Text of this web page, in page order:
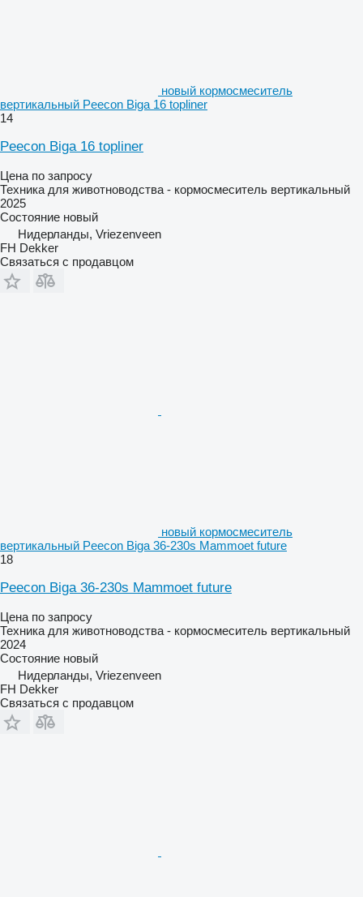
новый кормосмеситель
вертикальный Peecon Biga 16 topliner
14
Peecon Biga 16 topliner
Цена по запросу
Техника для животноводства - кормосмеситель вертикальный
2025
Состояние новый
Нидерланды, Vriezenveen
FH Dekker
Связаться с продавцом
новый кормосмеситель
вертикальный Peecon Biga 36-230s Mammoet future
18
Peecon Biga 36-230s Mammoet future
Цена по запросу
Техника для животноводства - кормосмеситель вертикальный
2024
Состояние новый
Нидерланды, Vriezenveen
FH Dekker
Связаться с продавцом